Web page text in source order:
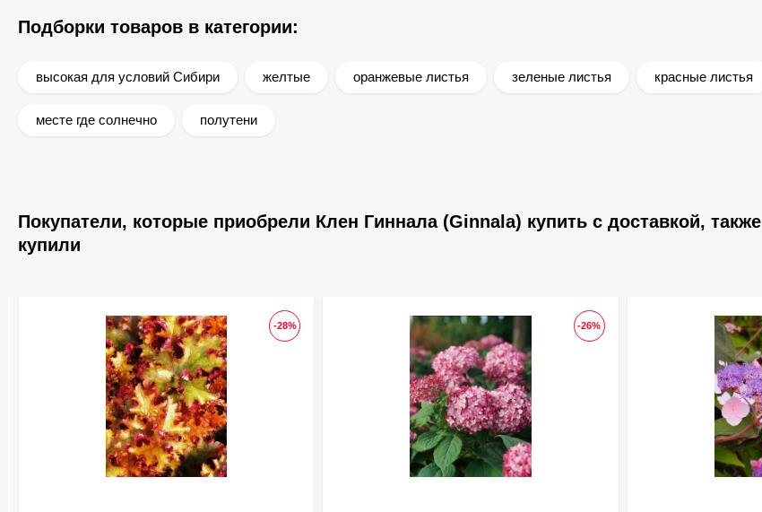
Подборки товаров в категории:
высокая для условий Сибири желтые оранжевые листья зеленые листья красные листья
месте где солнечно полутени
Покупатели, которые приобрели Клен Гиннала (Ginnala) купить с доставкой, также
купили
-28% -26%